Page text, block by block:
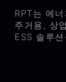
RPT는 에
주거용, 상
ESS 솔루